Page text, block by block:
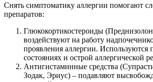
Снять симптоматику аллергии помогают
препаратов:
Глюкокортикостероиды
воздействуют на работу
проявления аллергии.
состояниях и острой аллергической
Антигистаминные средства
Зодак, Эриус) – подавляют